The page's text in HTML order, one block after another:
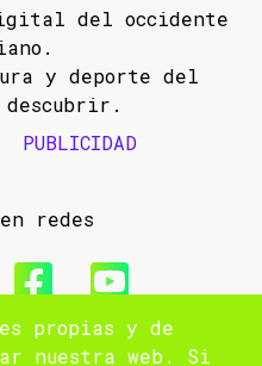
del occidente
y deporte del
PUBLICIDAD
redes
propias y de
nuestra web. Si